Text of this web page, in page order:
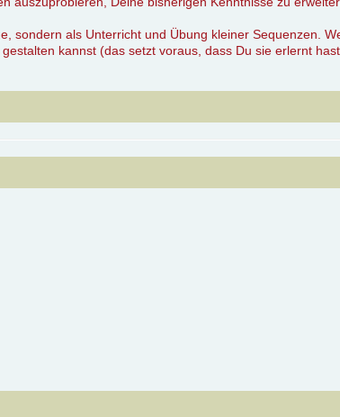
sondern als Unterricht und Übung kleiner Sequenzen.
kannst (das setzt voraus, dass Du sie erlernt